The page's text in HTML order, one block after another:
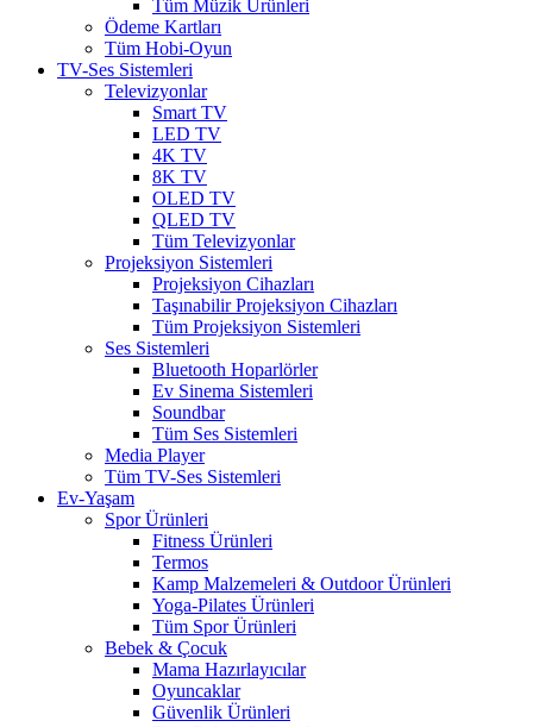
Tüm Müzik Ürünleri
Ödeme Kartları
Tüm Hobi-Oyun
TV-Ses Sistemleri
Televizyonlar
Smart TV
LED TV
4K TV
8K TV
OLED TV
QLED TV
Tüm Televizyonlar
Projeksiyon Sistemleri
Projeksiyon Cihazları
Taşınabilir Projeksiyon Cihazları
Tüm Projeksiyon Sistemleri
Ses Sistemleri
Bluetooth Hoparlörler
Ev Sinema Sistemleri
Soundbar
Tüm Ses Sistemleri
Media Player
Tüm TV-Ses Sistemleri
Ev-Yaşam
Spor Ürünleri
Fitness Ürünleri
Termos
Kamp Malzemeleri & Outdoor Ürünleri
Yoga-Pilates Ürünleri
Tüm Spor Ürünleri
Bebek & Çocuk
Mama Hazırlayıcılar
Oyuncaklar
Güvenlik Ürünleri